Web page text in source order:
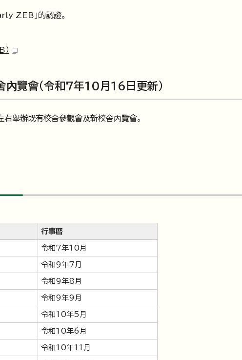
ZEB」的認證。
內覽會（令和7年10月16日更新）
舉辦既有校舍參觀會及新校舍內覽會。
行事曆
令和7年10月
令和9年7月
令和9年8月
令和9年9月
令和10年5月
令和10年6月
令和10年11月